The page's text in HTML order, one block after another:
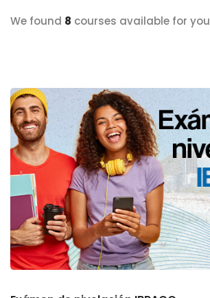
We found 8 courses available for you